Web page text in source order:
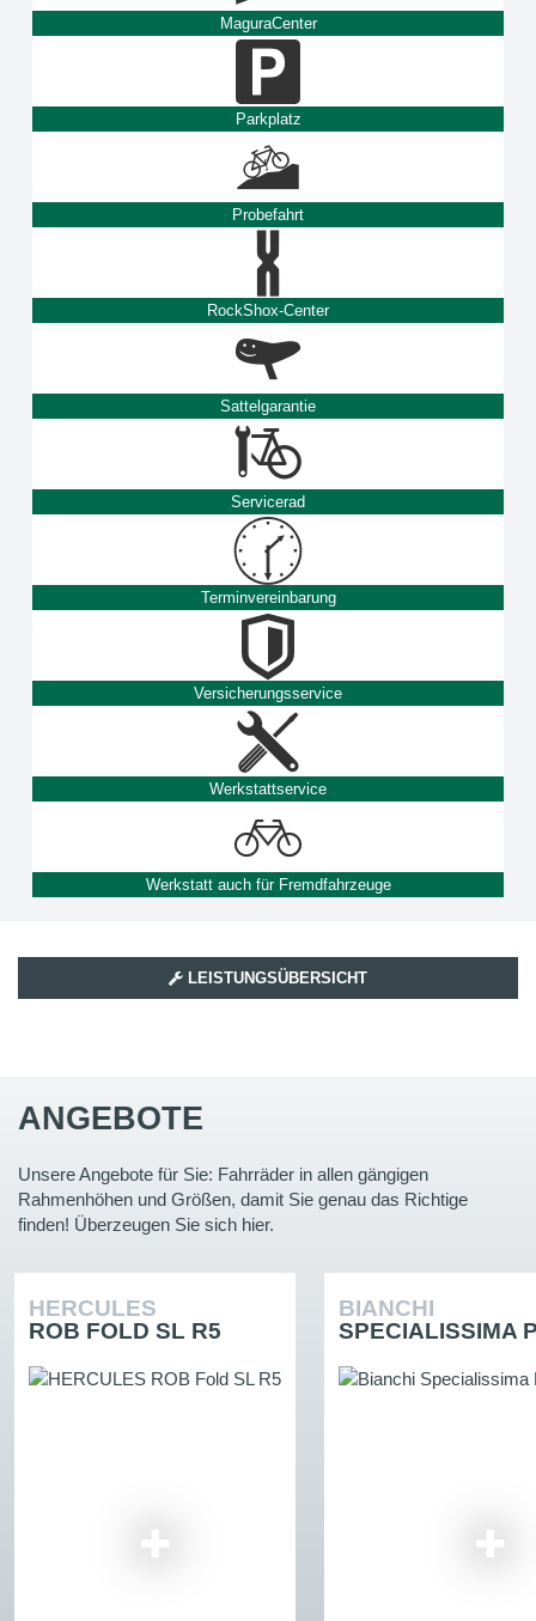
MaguraCenter
Parkplatz
Probefahrt
RockShox-Center
Sattelgarantie
Servicerad
Terminvereinbarung
Versicherungsservice
Werkstattservice
Werkstatt auch für Fremdfahrzeuge
LEISTUNGSÜBERSICHT
ANGEBOTE
Unsere Angebote für Sie: Fahrräder in allen gängigen
Rahmenhöhen und Größen, damit Sie genau das Richtige
finden! Überzeugen Sie sich hier.
HERCULES
ROB FOLD SL R5
BIANCHI
SPECIALISSIMA